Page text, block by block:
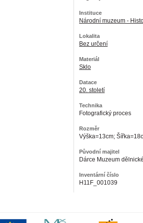
Instituce
Národní muzeum -
Lokalita
Bez určení
Materiál
Sklo
Datace
20. století
Technika
Fotografický proces
Rozměr
Výška=13cm;
Původní majitel
Dárce Muzeum
Inventární číslo
H11F_001039